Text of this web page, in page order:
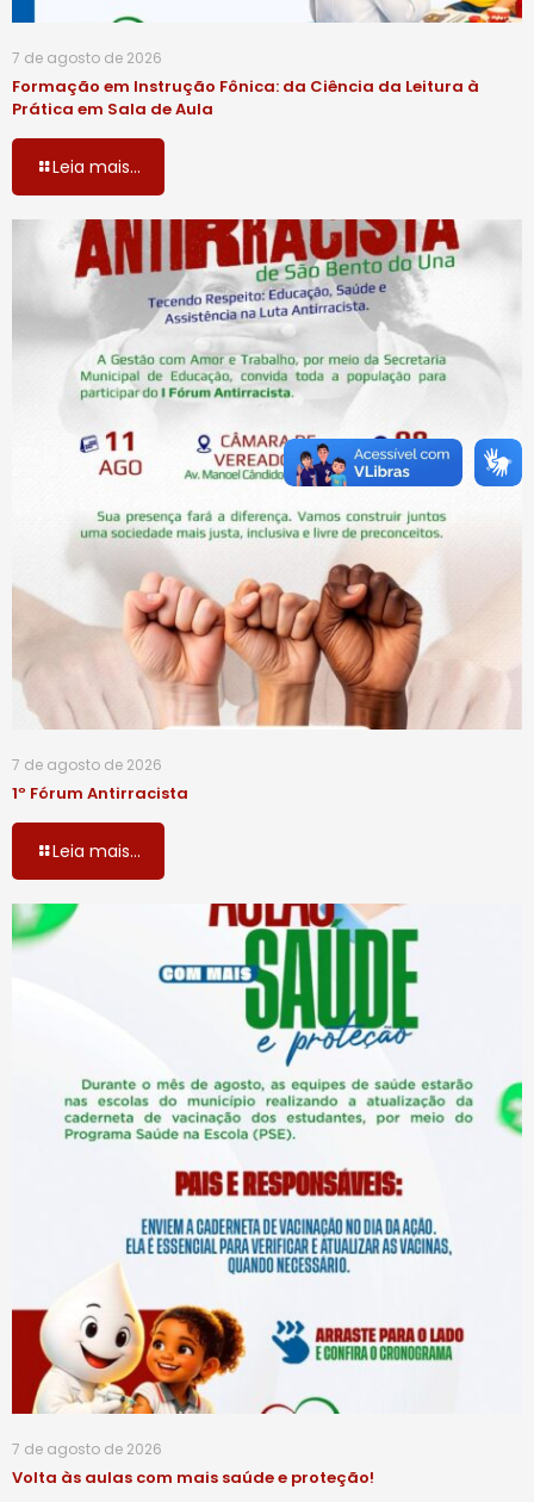
7 de agosto de 2026
Formação em Instrução Fônica: da Ciência da Leitura à
Prática em Sala de Aula
Leia mais...
7 de agosto de 2026
1º Fórum Antirracista
Leia mais...
7 de agosto de 2026
Volta às aulas com mais saúde e proteção!